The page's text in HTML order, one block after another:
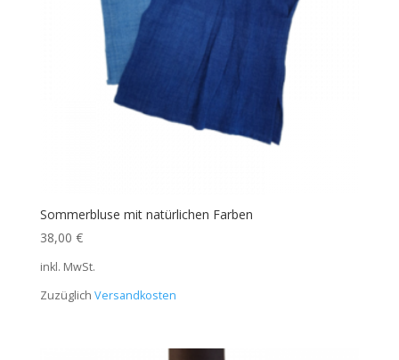
Sommerbluse mit natürlichen Farben
38,00 €
inkl. MwSt.
Zuzüglich Versandkosten